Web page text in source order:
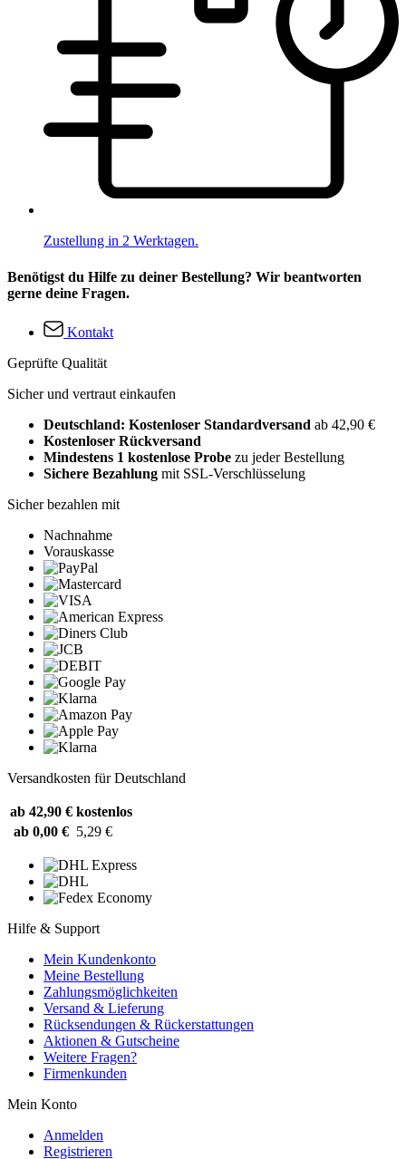
Zustellung in 2 Werktagen.
Benötigst du Hilfe zu deiner Bestellung? Wir beantworten
gerne deine Fragen.
Kontakt
Geprüfte Qualität
Sicher und vertraut einkaufen
Deutschland: Kostenloser Standardversand ab 42,90 €
Kostenloser Rückversand
Mindestens 1 kostenlose Probe zu jeder Bestellung
Sichere Bezahlung mit SSL-Verschlüsselung
Sicher bezahlen mit
Nachnahme
Vorauskasse
Versandkosten für Deutschland
ab 42,90 € kostenlos
ab 0,00 € 5,29 €
Hilfe & Support
Mein Kundenkonto
Meine Bestellung
Zahlungsmöglichkeiten
Versand & Lieferung
Rücksendungen & Rückerstattungen
Aktionen & Gutscheine
Weitere Fragen?
Firmenkunden
Mein Konto
Anmelden
Registrieren